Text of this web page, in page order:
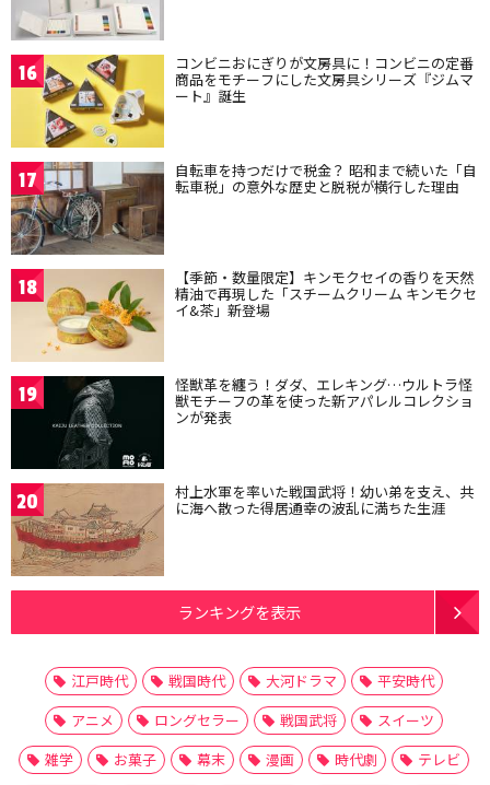
16 コンビニおにぎりが文房具に！コンビニの定番
商品をモチーフにした文房具シリーズ『ジムマ
ート』誕生
17 自転車を持つだけで税金？ 昭和まで続いた「自
転車税」の意外な歴史と脱税が横行した理由
18 【季節・数量限定】キンモクセイの香りを天然
精油で再現した「スチームクリーム キンモクセ
イ&茶」新登場
19 怪獣革を纏う！ダダ、エレキング…ウルトラ怪
獣モチーフの革を使った新アパレルコレクショ
ンが発表
20 村上水軍を率いた戦国武将！幼い弟を支え、共
に海へ散った得居通幸の波乱に満ちた生涯
ランキングを表示
江戸時代 戦国時代 大河ドラマ
平安時代
アニメ
ロングセラー 戦国武将
スイーツ
雑学
お菓子 幕末 漫画 時代劇
テレビ